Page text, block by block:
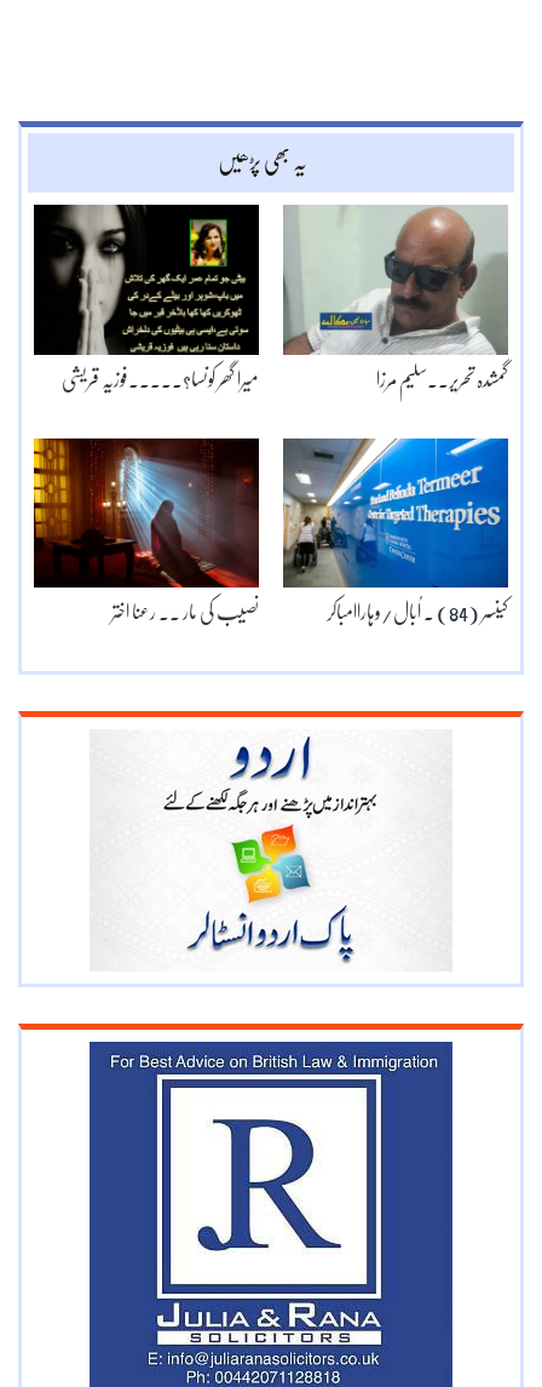
یہ بھی پڑھیں
میرا گھر کونسا؟۔۔۔۔۔فوزیہ قریشی گمشدہ تحریر۔۔سلیم مرزا
نصیب کی مار ۔۔ رعنا اختر کینسر (84) ۔ اُبال/وہاراامباکر